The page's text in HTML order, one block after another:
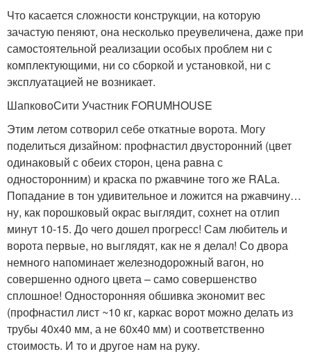
Что касается сложности конструкции, на которую
зачастую пеняют, она несколько преувеличена, даже при
самостоятельной реализации особых проблем ни с
комплектующими, ни со сборкой и установкой, ни с
эксплуатацией не возникает.
ШапковоСити Участник FORUMHOUSE
Этим летом сотворил себе откатные ворота. Могу
поделиться дизайном: профнастил двусторонний (цвет
одинаковый с обеих сторон, цена равна с
односторонним) и краска по ржавчине того же RALа.
Попадание в тон удивительное и ложится на ржавчину…
ну, как порошковый окрас выглядит, сохнет на отлип
минут 10-15. До чего дошел прогресс! Сам любитель и
ворота первые, но выглядят, как не я делал! Со двора
немного напоминает железнодорожный вагон, но
совершенно одного цвета – само совершенство
сплошное! Односторонняя обшивка экономит вес
(профнастил лист ~10 кг, каркас ворот можно делать из
трубы 40х40 мм, а не 60х40 мм) и соответственно
стоимость. И то и другое нам на руку.